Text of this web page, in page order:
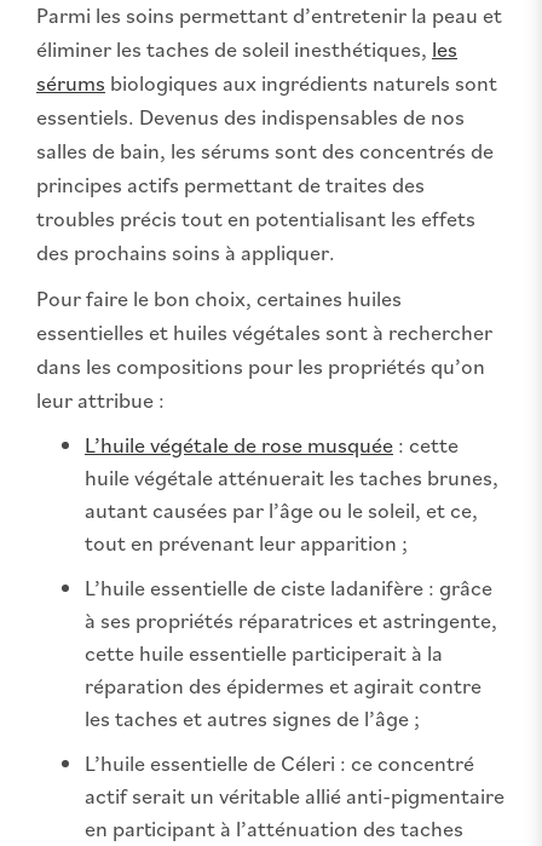
Parmi les soins permettant d’entretenir la peau et
éliminer les taches de soleil inesthétiques, les
sérums biologiques aux ingrédients naturels sont
essentiels. Devenus des indispensables de nos
salles de bain, les sérums sont des concentrés de
principes actifs permettant de traites des
troubles précis tout en potentialisant les effets
des prochains soins à appliquer.
Pour faire le bon choix, certaines huiles
essentielles et huiles végétales sont à rechercher
dans les compositions pour les propriétés qu’on
leur attribue :
L’huile végétale de rose musquée : cette
huile végétale atténuerait les taches brunes,
autant causées par l’âge ou le soleil, et ce,
tout en prévenant leur apparition ;
L’huile essentielle de ciste ladanifère : grâce
à ses propriétés réparatrices et astringente,
cette huile essentielle participerait à la
réparation des épidermes et agirait contre
les taches et autres signes de l’âge ;
L’huile essentielle de Céleri : ce concentré
actif serait un véritable allié anti-pigmentaire
en participant à l’atténuation des taches